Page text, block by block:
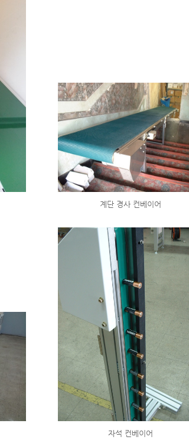
계단 경사 컨베이어
자석 컨베이어